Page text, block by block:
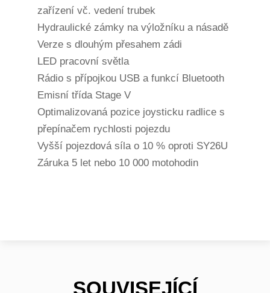
zařízení vč. vedení trubek
Hydraulické zámky na výložníku a násadě
Verze s dlouhým přesahem zádi
LED pracovní světla
Rádio s přípojkou USB a funkcí Bluetooth
Emisní třída Stage V
Optimalizovaná pozice joysticku radlice s
přepínačem rychlosti pojezdu
Vyšší pojezdová síla o 10 % oproti SY26U
Záruka 5 let nebo 10 000 motohodin
SOUVISEJÍCÍ